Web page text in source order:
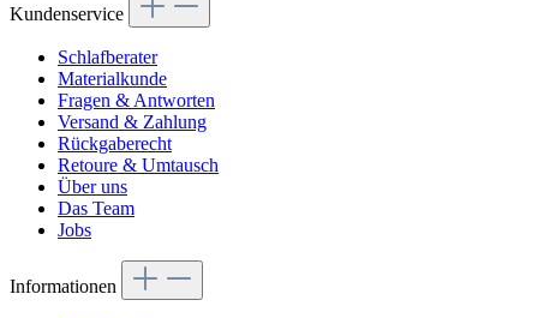
Kundenservice
Schlafberater
Materialkunde
Fragen & Antworten
Versand & Zahlung
Rückgaberecht
Retoure & Umtausch
Über uns
Das Team
Jobs
Informationen